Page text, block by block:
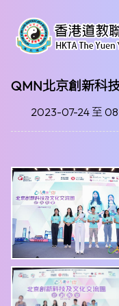
QMN北京創新科
2023-07-24 至